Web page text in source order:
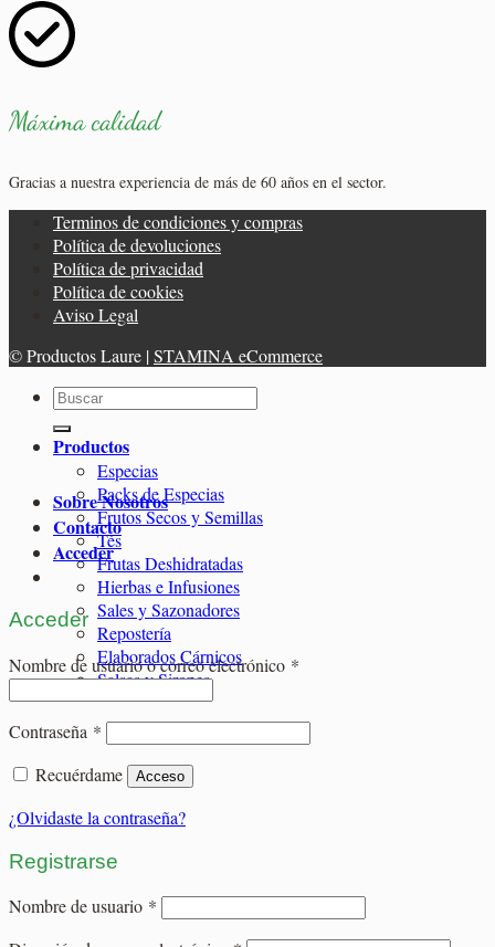
Máxima calidad
Gracias a nuestra experiencia de más de 60 años en el sector.
Terminos de condiciones y compras
Política de devoluciones
Política de privacidad
Política de cookies
Aviso Legal
© Productos Laure |STAMINA eCommerce
Buscar
por:
Productos
Especias
Packs de Especias
Frutos Secos y Semillas
Tés
Frutas Deshidratadas
Hierbas e Infusiones
Sales y Sazonadores
Repostería
Elaborados Cárnicos
Salsas y Siropes
Sobre Nosotros
Contacto
Acceder
Acceder
Nombre de usuario o correo electrónico *
Contraseña * Obligatorio
Recuérdame
Acceso
¿Olvidaste la contraseña?
Registrarse
Nombre de usuario * Obligatorio